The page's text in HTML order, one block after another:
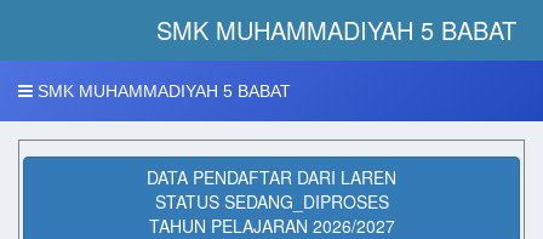
SMK MUHAMMADIYAH 5 BABAT
SMK MUHAMMADIYAH 5 BABAT
DATA PENDAFTAR DARI LAREN
STATUS SEDANG_DIPROSES
TAHUN PELAJARAN 2026/2027